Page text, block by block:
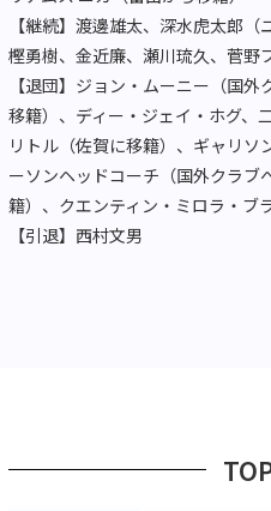
【継続】渡邊雄太、深水虎太郎
樫勇樹、金近廉、瀬川琉久、菅野
【退団】ジョン・ムーニー（国
移籍）、ディー・ジェイ・ホグ、
リトル（佐賀に移籍）、ギャリソ
ーソンヘッドコーチ（国外クラブ
籍）、クエンティン・ミロラ・ブ
【引退】西村文男